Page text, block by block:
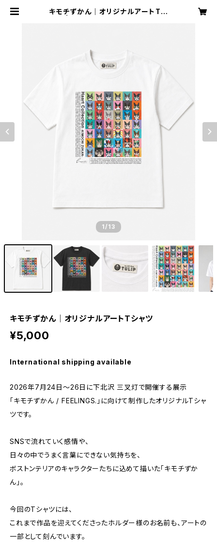
キモチずかん｜オリジナルアートTシ
1/13
キモチずかん｜オリジナルアートTシャツ
¥5,000
International shipping available
2026年7月24日〜26日に下北沢 三叉灯で開催する展示
「キモチずかん / FEELINGS.」に向けて制作したオリジナルTシャ
ツです。
SNSで流れていく感情や、
日々の中でうまく言葉にできない気持ちを、
ボストンテリアのキャラクターたちに込めて描いた「キモチずか
ん」。
今回のTシャツには、
これまで作品を迎えてくださったホルダー様のお名前も、アートの
一部として刻んでいます。